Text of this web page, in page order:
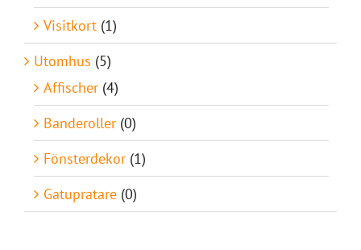
Visitkort (1)
Utomhus (5)
Affischer (4)
Banderoller (0)
Fönsterdekor (1)
Gatupratare (0)